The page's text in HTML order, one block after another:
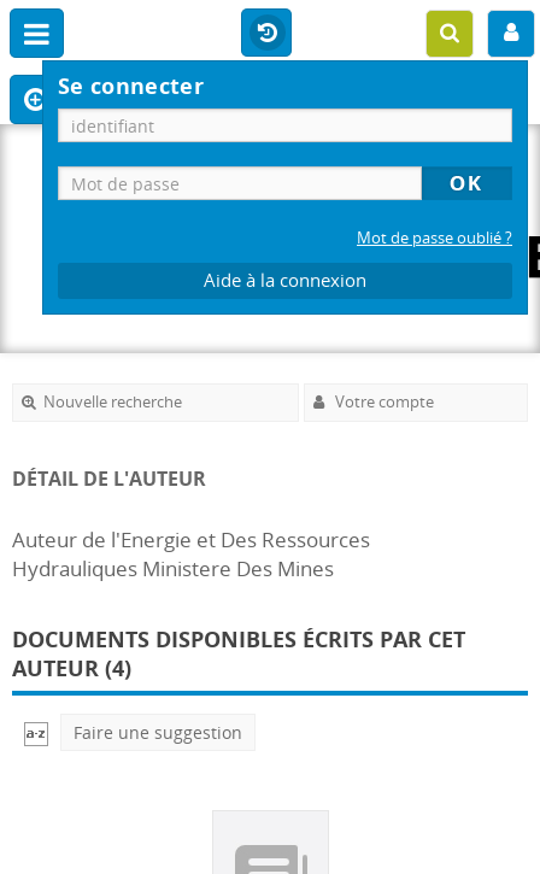
Se connecter
Mot de passe oublié ?
Aide à la connexion
Nouvelle recherche Votre compte
DÉTAIL DE L'AUTEUR
Auteur de l'Energie et Des Ressources
Hydrauliques Ministere Des Mines
DOCUMENTS DISPONIBLES ÉCRITS PAR CET
AUTEUR (4)
Faire une suggestion